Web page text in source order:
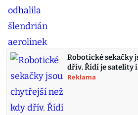
Robotické sekačky
dřív. Řídí je satelity
Reklama